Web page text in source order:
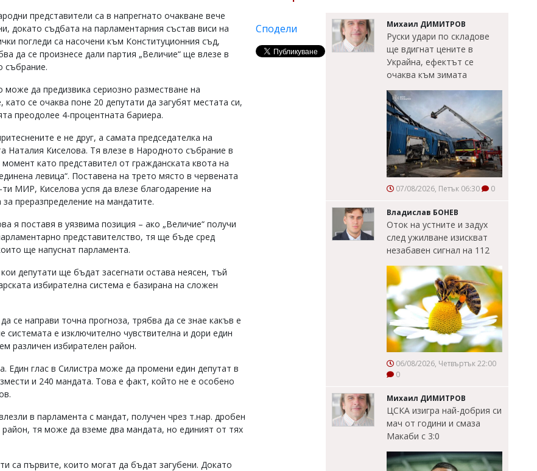
представители са в напрегнато очакване вече
докато съдбата на парламентарния състав виси на
погледи са насочени към Конституционния съд,
да се произнесе дали партия „Величие“ ще влезе в
събрание.
може да предизвика сериозно разместване на
като се очаква поне 20 депутати да загубят местата си,
преодолее 4-процентната бариера.
е не друг, а самата председателка на
Наталия Киселова. Тя влезе в Народното събрание в
като представител от гражданската квота на
левица“. Поставена на трето място в червената
ти МИР, Киселова успя да влезе благодарение на
преразпределение на мандатите.
я поставя в уязвима позиция – ако „Величие“ получи
представителство, тя ще бъде сред
ще напуснат парламента.
депутати ще бъдат засегнати остава неясен, тъй
избирателна система е базирана на сложен
се направи точна прогноза, трябва да се знае какъв е
системата е изключително чувствителна и дори един
различен избирателен район.
Един глас в Силистра може да промени един депутат в
и 240 мандата. Това е факт, който не е особено
в парламента с мандат, получен чрез т.нар. дробен
тя може да вземе два мандата, но единият от тях
са първите, които могат да бъдат загубени. Докато
Сподели Михаил ДИМИТРОВ
Руски удари по складове
ще вдигнат цените в
Украйна, ефектът се
очаква към зимата
07/08/2026, Петък 06:30 0
Владислав БОНЕВ
Оток на устните и задух
след ужилване изискват
незабавен сигнал на 112
06/08/2026, Четвъртък 22:00
0
Михаил ДИМИТРОВ
ЦСКА изигра най-добрия си
мач от години и смаза
Макаби с 3:0